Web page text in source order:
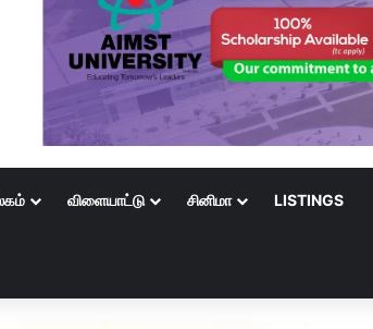
விளையாட்டு சினிமா LISTINGS